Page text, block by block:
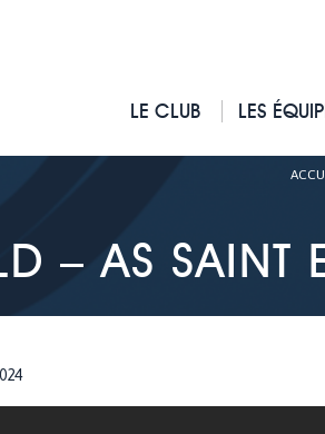
LE CLUB LES
– AS SAINT